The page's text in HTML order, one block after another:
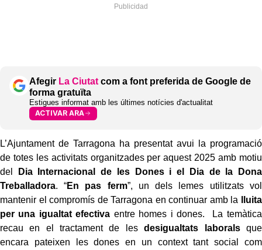
Afegir La Ciutat com a font preferida de Google de
forma gratuïta
Estigues informat amb les últimes notícies d'actualitat
ACTIVAR ARA
L’Ajuntament de Tarragona ha presentat avui la programació
de totes les activitats organitzades per aquest 2025 amb motiu
del
Dia Internacional de les Dones i el Dia de la Dona
Treballadora. “En pas ferm”, un dels lemes utilitzats vol
mantenir el compromís de Tarragona en continuar amb la lluita
per una igualtat efectiva entre homes i dones.
La temàtica
recau en el tractament de lesdesigualtats laboralsque
encara pateixen les dones en un context tant social com